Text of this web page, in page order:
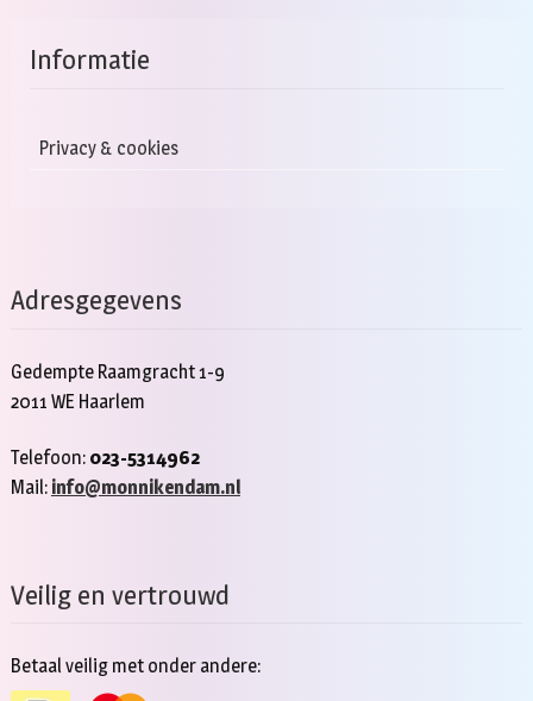
Informatie
Privacy & cookies
Adresgegevens
Gedempte Raamgracht 1-9
2011 WE Haarlem
Telefoon: 023-5314962
Mail: info@monnikendam.nl
Veilig en vertrouwd
Betaal veilig met onder andere: